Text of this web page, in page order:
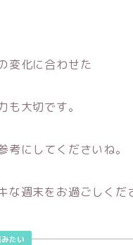
変化に合わせた
も大切です。
考にしてくださいね。
な週末をお過ごしくだ